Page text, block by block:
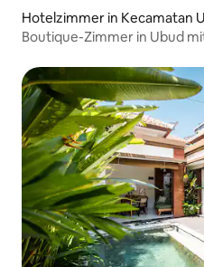
Hotelzimmer in Kecamatan
Boutique-Zimmer in Ubud